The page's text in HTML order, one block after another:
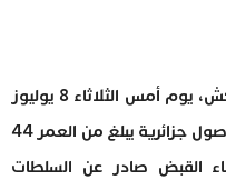
تمكنت عناصر الشرطة بولاية أمن مراكش، يوم أمس الثلاثاء 8 يوليوز
2025، من توقيف مواطن فرنسي من أصول جزائرية يبلغ من العمر 44
القبض صادر عن السلطات